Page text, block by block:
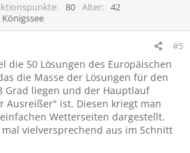
80 Alter
42
#5
die 50 Lösungen des Europäischen
die Masse der Lösungen für den
Grad liegen und der Hauptlauf
Ausreißer" ist. Diesen kriegt man
Wetterseiten dargestellt.
vielversprechend aus im Schnitt